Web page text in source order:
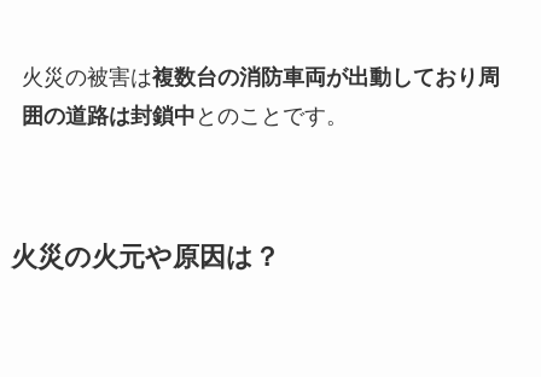
火災の被害は複数台の消防車両が出動しており周
囲の道路は封鎖中 とのことです。
火災の火元や原因は？